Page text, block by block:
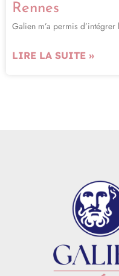
Rennes
Galien m’a permis
LIRE LA SUITE »